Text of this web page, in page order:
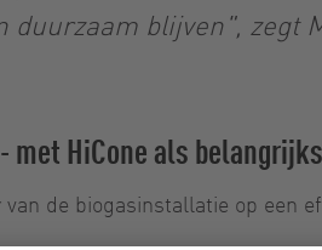
blijven", zegt
met HiCone als
de biogasinstallatie op een